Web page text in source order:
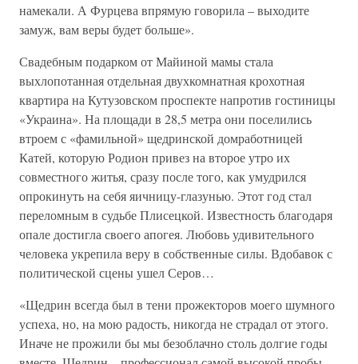
намекали. А Фурцева впрямую говорила – выходите
замуж, вам веры будет больше».
Свадебным подарком от Майиной мамы стала
выхлопотанная отдельная двухкомнатная крохотная
квартира на Кутузовском проспекте напротив гостиницы
«Украина». На площади в 28,5 метра они поселились
втроем с «фамильной» щедринской домработницей
Катей, которую Родион привез на второе утро их
совместного житья, сразу после того, как умудрился
опрокинуть на себя яичницу-глазунью. Этот год стал
переломным в судьбе Плисецкой. Известность благодаря
опале достигла своего апогея. Любовь удивительного
человека укрепила веру в собственные силы. Вдобавок с
политической сцены ушел Серов…
«Щедрин всегда был в тени прожекторов моего шумного
успеха, но, на мою радость, никогда не страдал от этого.
Иначе не прожили бы мы безоблачно столь долгие годы